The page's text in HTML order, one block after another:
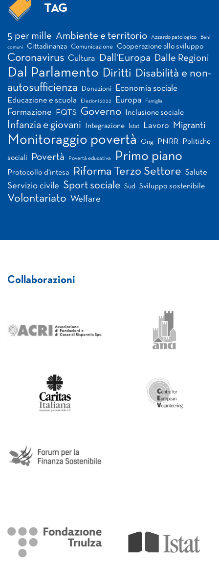
TAG
5 per mille Ambiente e territorio Azzardo patologico Beni
comuni Cittadinanza Comunicazione Cooperazione allo sviluppo
Coronavirus Cultura Dall'Europa Dalle Regioni
Dal Parlamento Diritti Disabilità e non-
autosufficienza
Donazioni Economia sociale
Educazione e scuola Elezioni 2022 Europa Famiglia
Formazione FQTS Governo Inclusione sociale
Infanzia e giovani Integrazione Istat Lavoro Migranti
Monitoraggio povertà Ong PNRR Politiche
sociali Povertà Povertà educativa Primo piano
Protocollo d'intesa Riforma Terzo Settore Salute
Servizio civile Sport sociale Sud Sviluppo sostenibile
Volontariato Welfare
Collaborazioni